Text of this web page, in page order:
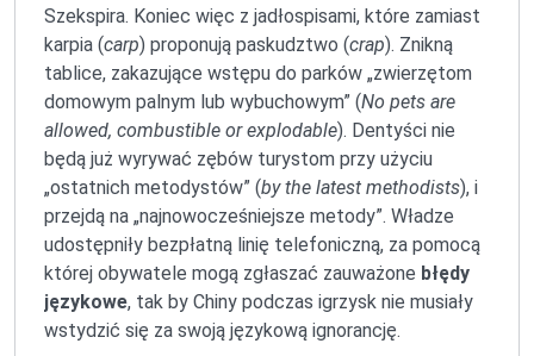
Szekspira. Koniec więc z jadłospisami, które zamiast
karpia (carp) proponują paskudztwo (crap). Znikną
tablice, zakazujące wstępu do parków „zwierzętom
domowym palnym lub wybuchowym” (No pets are
allowed, combustible or explodable). Dentyści nie
będą już wyrywać zębów turystom przy użyciu
„ostatnich metodystów” (by the latest methodists), i
przejdą na „najnowocześniejsze metody”. Władze
udostępniły bezpłatną linię telefoniczną, za pomocą
której obywatele mogą zgłaszać zauważone błędy
językowe, tak by Chiny podczas igrzysk nie musiały
wstydzić się za swoją językową ignorancję.